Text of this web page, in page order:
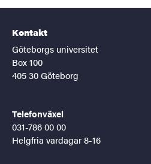
Kontakt
Göteborgs universitet
Box 100
405 30 Göteborg
Telefonväxel
031-786 00 00
Helgfria vardagar 8-16